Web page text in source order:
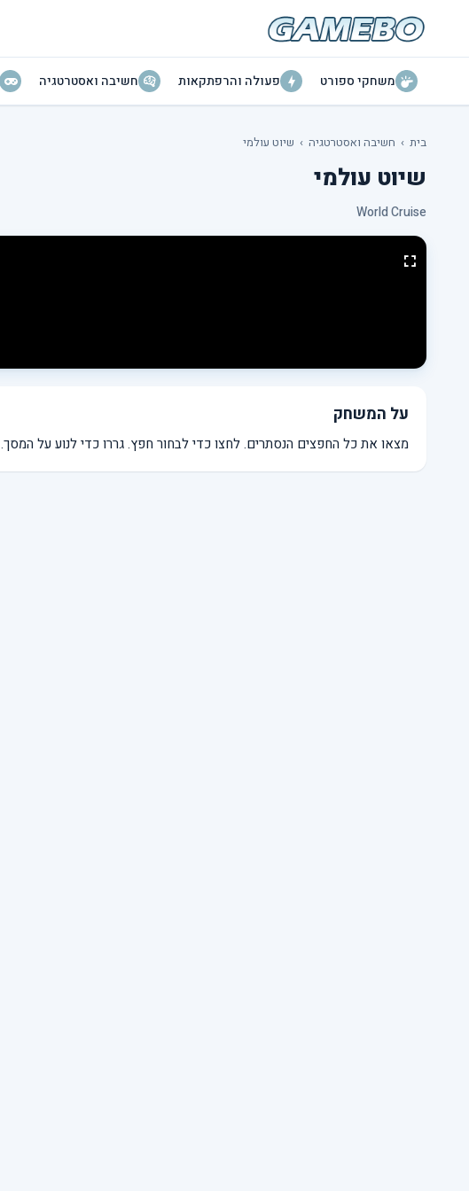
משחקי ספורט פעולה והרפתקאות חשיבה ואסטרטגיה
בית › חשיבה ואסטרטגיה › שיוט עולמי
שיוט עולמי
World Cruise
על המשחק
מצאו את כל החפצים הנסתרים. לחצו כדי לבחור חפץ. גררו כדי לנוע על המסך.